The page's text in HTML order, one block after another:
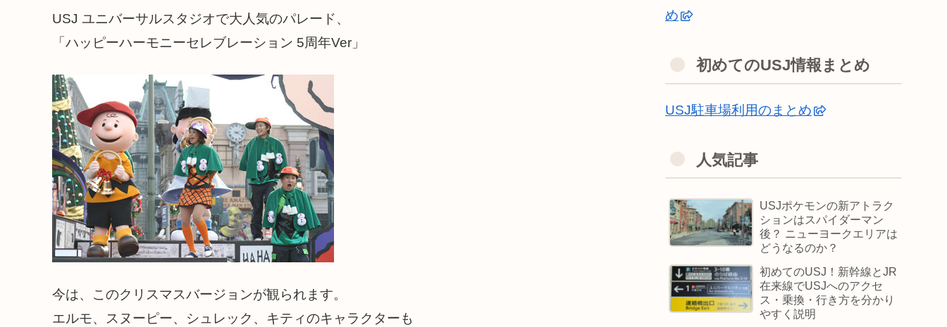
USJ ユニバーサルスタジオで大人気のパレード、
「ハッピーハーモニーセレブレーション 5周年Ver」
今は、このクリスマスバージョンが観られます。
エルモ、スヌーピー、シュレック、キティのキャラクターも
め
初めてのUSJ情報まとめ
USJ駐車場利用のまとめ
人気記事
USJポケモンの新アトラク
ションはスパイダーマン
後？ ニューヨークエリアは
どうなるのか？
初めてのUSJ！新幹線とJR
在来線でUSJへのアクセ
ス・乗換・行き方を分かり
やすく説明